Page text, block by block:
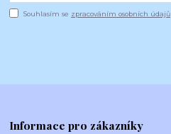
Souhlasím se zpracováním osobních údajů
Informace pro zákazníky